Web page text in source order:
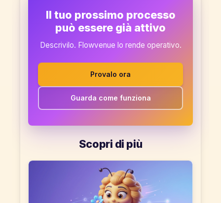
Il tuo prossimo processo
può essere già attivo
Descrivilo. Flowvenue lo rende operativo.
Provalo ora
Guarda come funziona
Scopri di più